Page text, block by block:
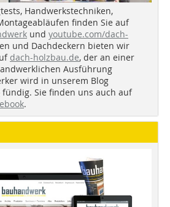
Handwerkstechniken,
finden Sie auf
und youtube.com/dach-
und Dachdeckern bieten wir
dach-holzbau.de, der an einer
Ausführung
wird in unserem Blog
fündig. Sie finden uns auch auf
.